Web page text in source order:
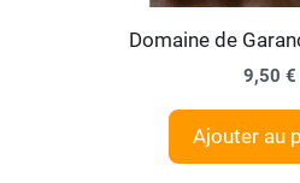
Domaine de
9,50 €
Ajouter au